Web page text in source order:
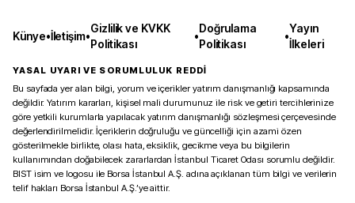
Künye•İletişim•
Gizlilik ve KVKK
Politikası
•
Doğrulama
Politikası
•
Yayın
İlkeleri
YASAL UYARI VE SORUMLULUK REDDİ
Bu sayfada yer alan bilgi, yorum ve içerikler yatırım danışmanlığı kapsamında
değildir. Yatırım kararları, kişisel mali durumunuz ile risk ve getiri tercihlerinize
göre yetkili kurumlarla yapılacak yatırım danışmanlığı sözleşmesi çerçevesinde
değerlendirilmelidir. İçeriklerin doğruluğu ve güncelliği için azami özen
gösterilmekle birlikte, olası hata, eksiklik, gecikme veya bu bilgilerin
kullanımından doğabilecek zararlardan İstanbul Ticaret Odası sorumlu değildir.
BIST isim ve logosu ile Borsa İstanbul A.Ş. adına açıklanan tüm bilgi ve verilerin
telif hakları Borsa İstanbul A.Ş.’ye aittir.